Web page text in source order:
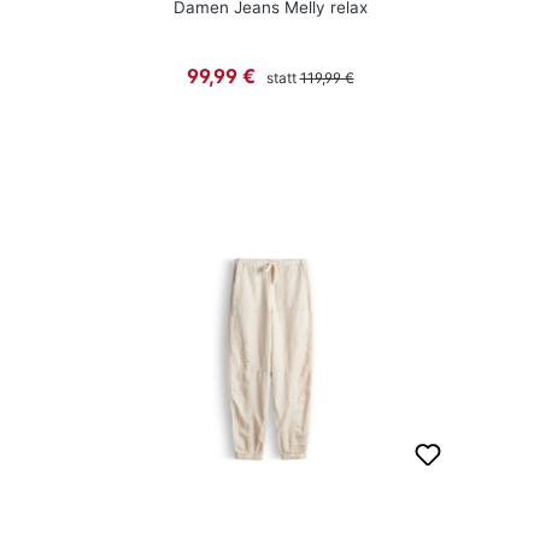
Damen Jeans Melly relax
Verkaufspreis:
99,99 € stattRegulärer Preis:
119,99 €